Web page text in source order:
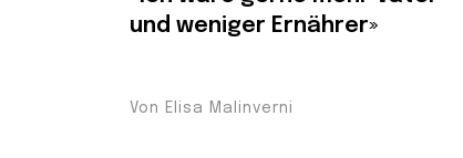
und weniger Ernährer»
Von Elisa Malinverni